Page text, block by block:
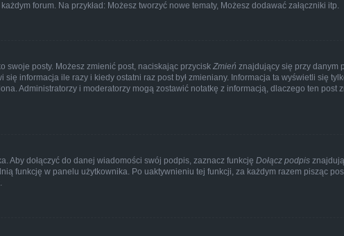
forum. Na przykład: Możesz tworzyć nowe tematy, Możesz dodawać załączniki itp.
swoje posty. Możesz zmienić post, naciskając przycisk Zmień znajdujący się przy danym
informacja ile razy i kiedy ostatni raz post był zmieniany. Informacja ta wyświetli się
Administratorzy i moderatorzy mogą zostawić notatkę z informacją, dlaczego ten
Aby dołączyć do danej wiadomości swój podpis, zaznacz funkcję Dołącz podpis
funkcję w panelu użytkownika. Po uaktywnieniu tej funkcji, za każdym razem pisząc
.